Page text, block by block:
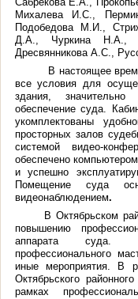
Михалева И.С.,
Подобедова М.И.,
Д.А., Чуркина Н.А.,
Дресвянникова А.С.,
В настоящее
все условия для
здания, значительно
обеспечение суда.
укомплектованы
просторных залов
системой видео-
обеспечено
и успешно
Помещение суда
видеонаблюдением.
В Октябрьском
повышению
аппарата суда.
профессионального
иные мероприятия. В
Октябрьского
рамках